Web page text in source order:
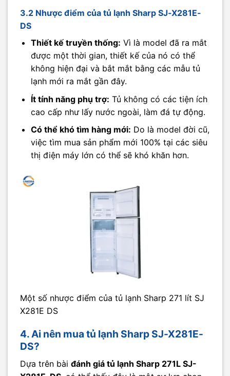
3.2 Nhược điểm của tủ lạnh Sharp SJ-X281E-
DS
Thiết kế truyền thống: Vì là model đã ra mắt
được một thời gian, thiết kế của nó có thể
không hiện đại và bắt mắt bằng các mẫu tủ
lạnh mới ra mắt gần đây.
Ít tính năng phụ trợ: Tủ không có các tiện ích
cao cấp như lấy nước ngoài, làm đá tự động.
Có thể khó tìm hàng mới: Do là model đời cũ,
việc tìm mua sản phẩm mới 100% tại các siêu
thị điện máy lớn có thể sẽ khó khăn hơn.
Một số nhược điểm của tủ lạnh Sharp 271 lít SJ
X281E DS
4. Ai nên mua tủ lạnh Sharp SJ-X281E-
DS?
Dựa trên bài đánh giá tủ lạnh Sharp 271L SJ-